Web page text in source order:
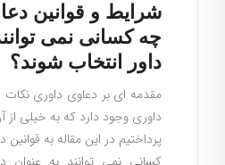
شرایط و قوانین
چه کسانی نمی
داور انتخاب شوند؟
مقدمه ای بر دعاوی داوری
داوری وجود دارد که به خیلی
پرداختیم در این مقاله به